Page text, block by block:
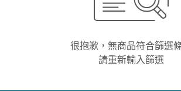
很抱歉，無商品符合篩選
請重新輸入篩選